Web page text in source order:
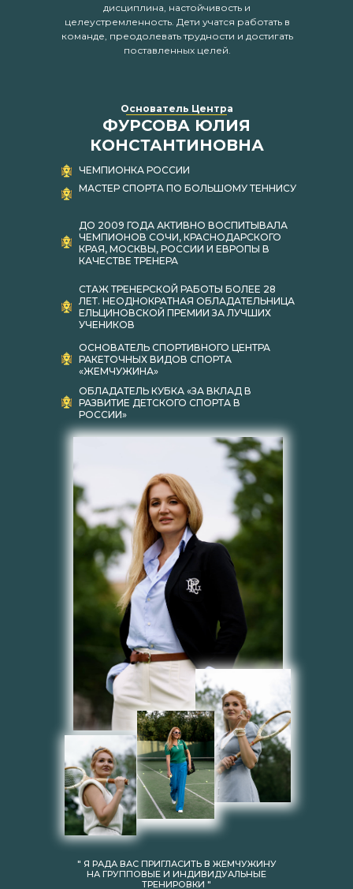
дисциплина, настойчивость и
целеустремленность. Дети учатся работать в
команде, преодолевать трудности и достигать
поставленных целей.
ФУРСОВА ЮЛИЯ
КОНСТАНТИНОВНА
МАСТЕР СПОРТА ПО БОЛЬШОМУ ТЕННИСУ
ЧЕМПИОНКА РОССИИ
ДО 2009 ГОДА АКТИВНО ВОСПИТЫВАЛА
ЧЕМПИОНОВ СОЧИ, КРАСНОДАРСКОГО
КРАЯ, МОСКВЫ, РОССИИ И ЕВРОПЫ В
КАЧЕСТВЕ ТРЕНЕРА
СТАЖ ТРЕНЕРСКОЙ РАБОТЫ БОЛЕЕ 28
ЛЕТ. НЕОДНОКРАТНАЯ ОБЛАДАТЕЛЬНИЦА
ЕЛЬЦИНОВСКОЙ ПРЕМИИ ЗА ЛУЧШИХ
УЧЕНИКОВ
ОСНОВАТЕЛЬ СПОРТИВНОГО ЦЕНТРА
РАКЕТОЧНЫХ ВИДОВ СПОРТА
«ЖЕМЧУЖИНА»
ОБЛАДАТЕЛЬ КУБКА «ЗА ВКЛАД В
РАЗВИТИЕ ДЕТСКОГО СПОРТА В
РОССИИ»
" Я РАДА ВАС ПРИГЛАСИТЬ В ЖЕМЧУЖИНУ
НА ГРУППОВЫЕ И ИНДИВИДУАЛЬНЫЕ
ТРЕНИРОВКИ "
Основатель Центра